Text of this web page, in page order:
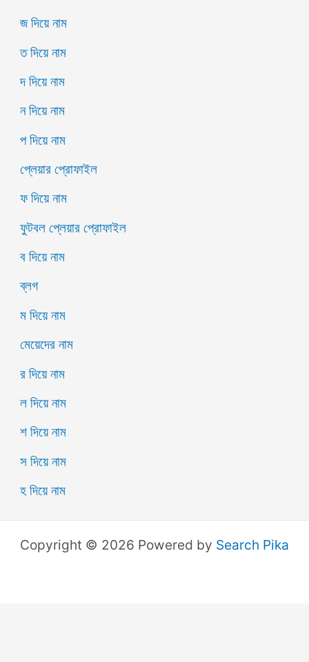
জ দিয়ে নাম
ত দিয়ে নাম
দ দিয়ে নাম
ন দিয়ে নাম
প দিয়ে নাম
প্লেয়ার প্রোফাইল
ফ দিয়ে নাম
ফুটবল প্লেয়ার প্রোফাইল
ব দিয়ে নাম
ব্লগ
ম দিয়ে নাম
মেয়েদের নাম
র দিয়ে নাম
ল দিয়ে নাম
শ দিয়ে নাম
স দিয়ে নাম
হ দিয়ে নাম
Copyright © 2026 Powered by Search Pika